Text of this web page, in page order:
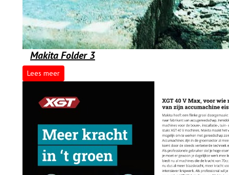
Makita Folder 3
Lees meer